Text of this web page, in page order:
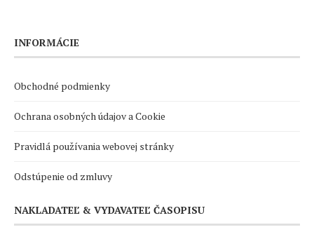
INFORMÁCIE
Obchodné podmienky
Ochrana osobných údajov a Cookie
Pravidlá používania webovej stránky
Odstúpenie od zmluvy
NAKLADATEĽ & VYDAVATEĽ ČASOPISU